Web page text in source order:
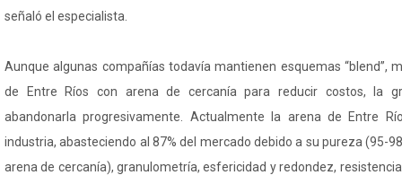
señaló el especialista.
Aunque algunas compañías todavía mantienen esquemas “blend”,
de Entre Ríos con arena de cercanía para reducir costos, la
abandonarla progresivamente. Actualmente la arena de Entre
industria, abasteciendo al 87% del mercado debido a su pureza (95-
arena de cercanía), granulometría, esfericidad y redondez,